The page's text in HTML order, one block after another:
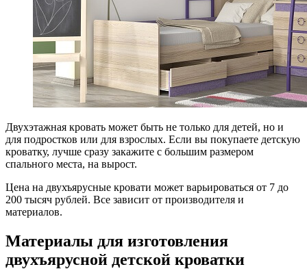
Двухэтажная кровать может быть не только для детей, но и
для подростков или для взрослых. Если вы покупаете детскую
кроватку, лучше сразу закажите с большим размером
спального места, на вырост.
Цена на двухъярусные кровати может варьироваться от 7 до
200 тысяч рублей. Все зависит от производителя и
материалов.
Материалы для изготовления
двухъярусной детской кроватки